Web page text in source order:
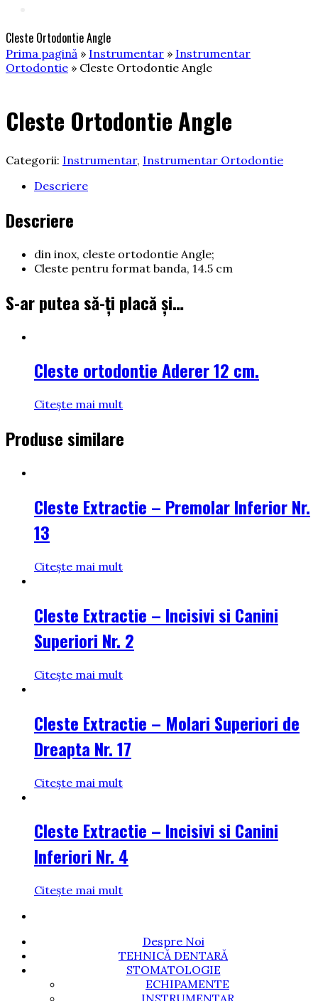
Cleste Ortodontie Angle
Prima pagină » Instrumentar » Instrumentar
Ortodontie » Cleste Ortodontie Angle
Cleste Ortodontie Angle
Categorii: Instrumentar, Instrumentar Ortodontie
Descriere
Descriere
din inox, cleste ortodontie Angle;
Cleste pentru format banda, 14.5 cm
S-ar putea să-ți placă și…
Cleste ortodontie Aderer 12 cm.
Citește mai mult
Produse similare
Cleste Extractie – Premolar Inferior Nr.
13
Citește mai mult
Cleste Extractie – Incisivi si Canini
Superiori Nr. 2
Citește mai mult
Cleste Extractie – Molari Superiori de
Dreapta Nr. 17
Citește mai mult
Cleste Extractie – Incisivi si Canini
Inferiori Nr. 4
Citește mai mult
Despre Noi
TEHNICĂ DENTARĂ
STOMATOLOGIE
ECHIPAMENTE